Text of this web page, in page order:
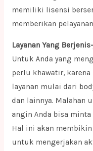
memiliki lisensi
memberikan
Layanan Yang
Untuk Anda yang
perlu khawatir,
layanan mulai dari
dan lainnya. Malahan
angin Anda bisa minta
Hal ini akan
untuk mengerjakan